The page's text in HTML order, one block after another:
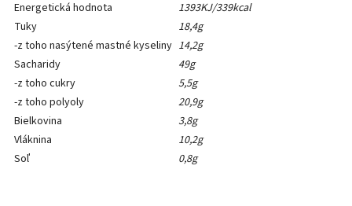
Energetická hodnota
1393KJ/339kcal
Tuky
18,4g
-z toho nasýtené mastné kyseliny 14,2g
Sacharidy
49g
-z toho cukry
5,5g
-z toho polyoly
20,9g
Bielkovina
3,8g
Vláknina
10,2g
Soľ
0,8g